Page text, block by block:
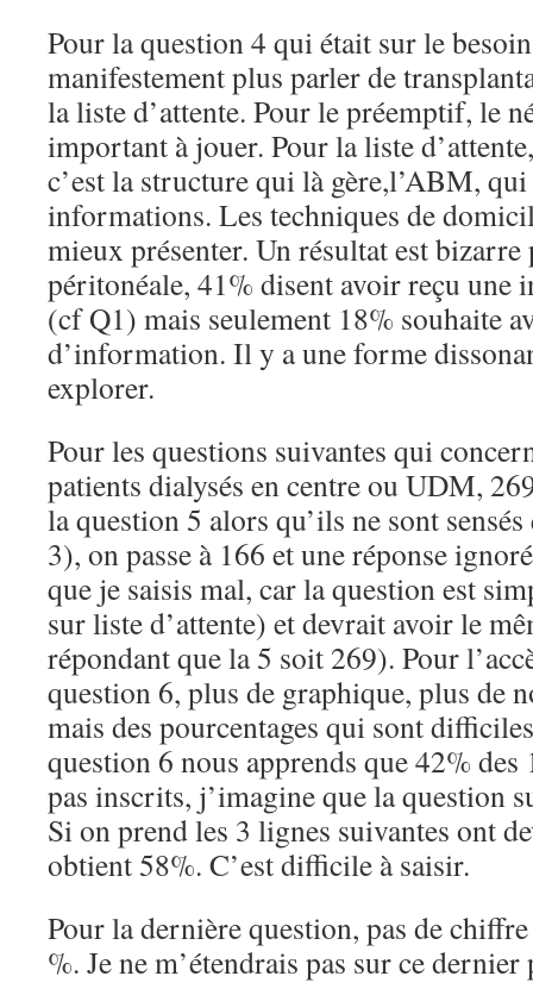
Pour la question 4 qui était sur le
manifestement plus parler de
la liste d’attente. Pour le préemptif, le
important à jouer. Pour la liste
c’est la structure qui là gère,l’ABM,
informations. Les techniques de
mieux présenter. Un résultat est
péritonéale, 41% disent avoir reçu une
(cf Q1) mais seulement 18% souhaite
d’information. Il y a une forme
explorer.
Pour les questions suivantes qui
patients dialysés en centre ou UDM,
la question 5 alors qu’ils ne sont
3), on passe à 166 et une réponse
que je saisis mal, car la question est
sur liste d’attente) et devrait avoir le
répondant que la 5 soit 269). Pour
question 6, plus de graphique, plus de
mais des pourcentages qui sont
question 6 nous apprends que 42%
pas inscrits, j’imagine que la question
Si on prend les 3 lignes suivantes ont
obtient 58%. C’est difficile à saisir.
Pour la dernière question, pas de
%. Je ne m’étendrais pas sur ce